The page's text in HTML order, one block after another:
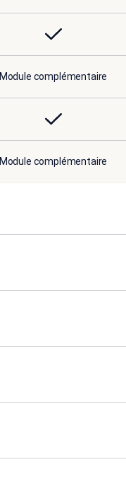
Module complémentaire
Module complémentaire